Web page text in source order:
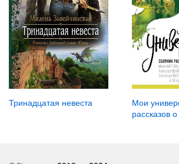
Тринадцатая невеста
Мои
рассказов